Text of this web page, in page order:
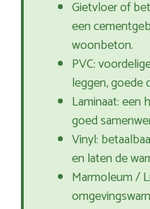
Gietvloer of
een
woonbeton.
PVC:
leggen, goede
Laminaat: een
goed
Vinyl:
en laten de
Marmoleum /